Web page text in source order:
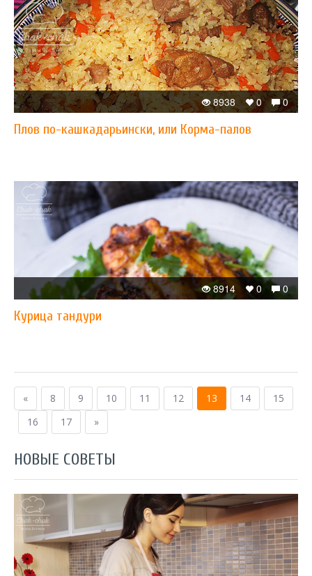
0
0
8938
Плов по-кашкадарьински, или Корма-палов
0
0
8914
Курица тандури
« 8 9 10 11 12 13 14
15
16
17 »
НОВЫЕ СОВЕТЫ